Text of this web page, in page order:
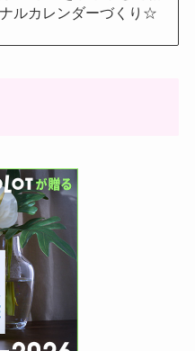
ルカレンダーづくり☆